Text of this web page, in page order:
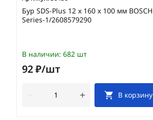
Бур SDS-Plus 12 х 160 х 100 мм BOSCH
Series-1/2608579290
В наличии: 682 шт
92 ₽/шт
В корзину